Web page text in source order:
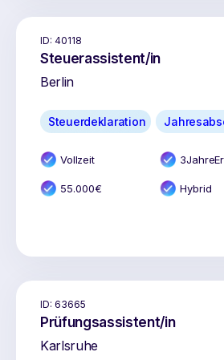
ID: 40118
Steuerassistent/in
Berlin
Steuerdeklaration
Vollzeit 3Jahre
55.000€ Hybrid
ID: 63665
Prüfungsassistent/in
Karlsruhe